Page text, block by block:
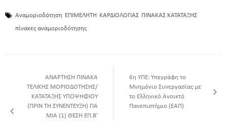
Αναμοριοδότηση ΕΠΙΜΕΛΗΤΗ ΚΑΡΔΙΟΛΟΓΙΑΣ ΠΙΝΑΚΑΣ ΚΑΤΑΤΑΞΗΣ
πίνακες αναμοριοδότησης
ANAΡΤΗΣΗ ΠΙΝΑΚΑ
ΤΕΛΙΚΗΣ ΜΟΡΙΟΔΟΤΗΣΗΣ/
ΚΑΤΑΤΑΞΗΣ ΥΠΟΨΗΦΙΟΥ
(ΠΡΙΝ ΤΗ ΣΥΝΕΝΤEYΞΗ) ΓΙΑ
MIA (1) ΘΕΣΗ ΕΠ.Β’
6η ΥΠΕ: Υπεγράφη το
Μνημόνιο Συνεργασίας με
το Ελληνικό Ανοικτό
Πανεπιστήμιο (ΕΑΠ)